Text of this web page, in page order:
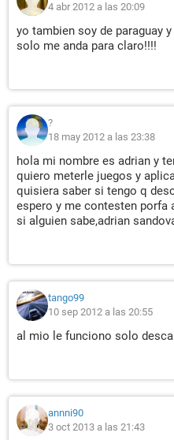
4 abr 2012 a las 20:09
yo tambien soy de paraguay
solo me anda para claro!!!!
?
18 may 2012 a las 23:38
hola mi nombre es adrian y
quiero meterle juegos y
quisiera saber si tengo q
espero y me contesten
si alguien sabe,adrian
tango99
10 sep 2012 a las 20:55
al mio le funciono solo
annni90
3 oct 2013 a las 21:43